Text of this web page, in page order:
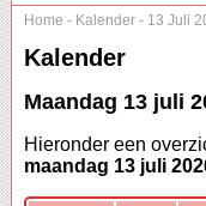
Home - Kalender - 13 Juli
Kalender
Maandag 13 juli
Hieronder een
maandag 13 juli